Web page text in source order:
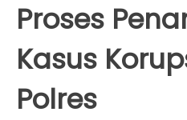
Proses
Kasus
Polres